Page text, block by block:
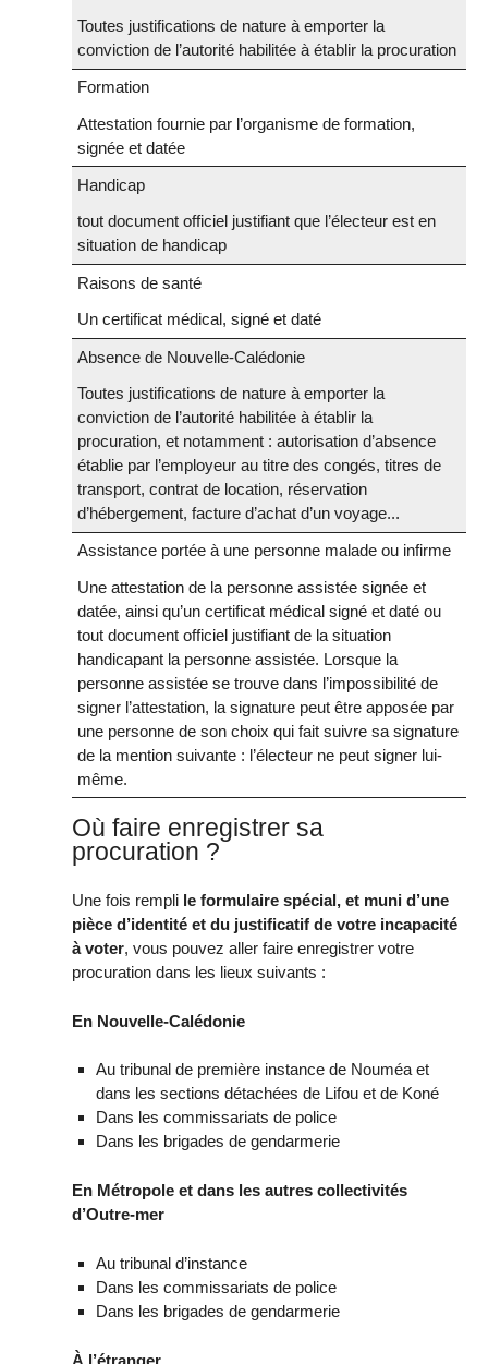
Toutes justifications de nature à emporter la
conviction de l’autorité habilitée à établir la procuration
Formation
Attestation fournie par l’organisme de formation,
signée et datée
Handicap
tout document officiel justifiant que l’électeur est en
situation de handicap
Raisons de santé
Un certificat médical, signé et daté
Absence de Nouvelle-Calédonie
Toutes justifications de nature à emporter la
conviction de l’autorité habilitée à établir la
procuration, et notamment : autorisation d’absence
établie par l’employeur au titre des congés, titres de
transport, contrat de location, réservation
d’hébergement, facture d’achat d’un voyage...
Assistance portée à une personne malade ou infirme
Une attestation de la personne assistée signée et
datée, ainsi qu’un certificat médical signé et daté ou
tout document officiel justifiant de la situation
handicapant la personne assistée. Lorsque la
personne assistée se trouve dans l’impossibilité de
signer l’attestation, la signature peut être apposée par
une personne de son choix qui fait suivre sa signature
de la mention suivante : l’électeur ne peut signer lui-
même.
Où faire enregistrer sa
procuration ?
Une fois remplile formulaire spécial, et muni d’une
pièce d’identité et du justificatif de votre incapacité
à voter, vous pouvez aller faire enregistrer votre
procuration dans les lieux suivants :
En Nouvelle-Calédonie
Au tribunal de première instance de Nouméa et
dans les sections détachées de Lifou et de Koné
Dans les commissariats de police
Dans les brigades de gendarmerie
En Métropole et dans les autres collectivités
d’Outre-mer
Au tribunal d’instance
Dans les commissariats de police
Dans les brigades de gendarmerie
À l’étranger